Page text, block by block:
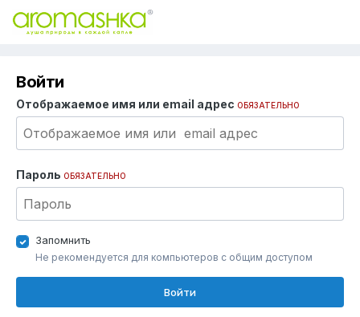
Войти
Отображаемое имя или email адрес ОБЯЗАТЕЛЬНО
Пароль ОБЯЗАТЕЛЬНО
Запомнить
Не рекомендуется для компьютеров с общим доступом
Войти